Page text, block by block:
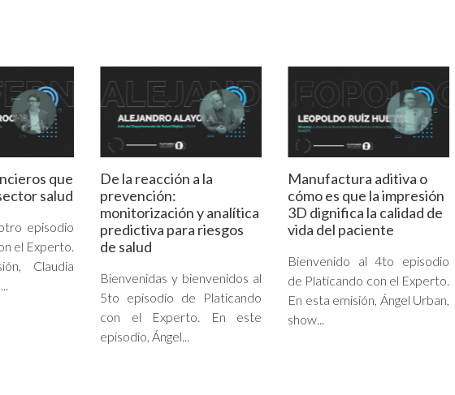
que
salud
episodio
el Experto.
Claudia
De la reacción a la
prevención:
monitorización y analítica
predictiva para riesgos
de salud
Bienvenidas y bienvenidos al
5to episodio de Platicando
con el Experto. En este
episodio, Ángel...
Manufactura aditiva o
cómo es que la impresión
3D dignifica la calidad de
vida del paciente
Bienvenido al 4to episodio
de Platicando con el Experto.
En esta emisión, Ángel Urban,
show...